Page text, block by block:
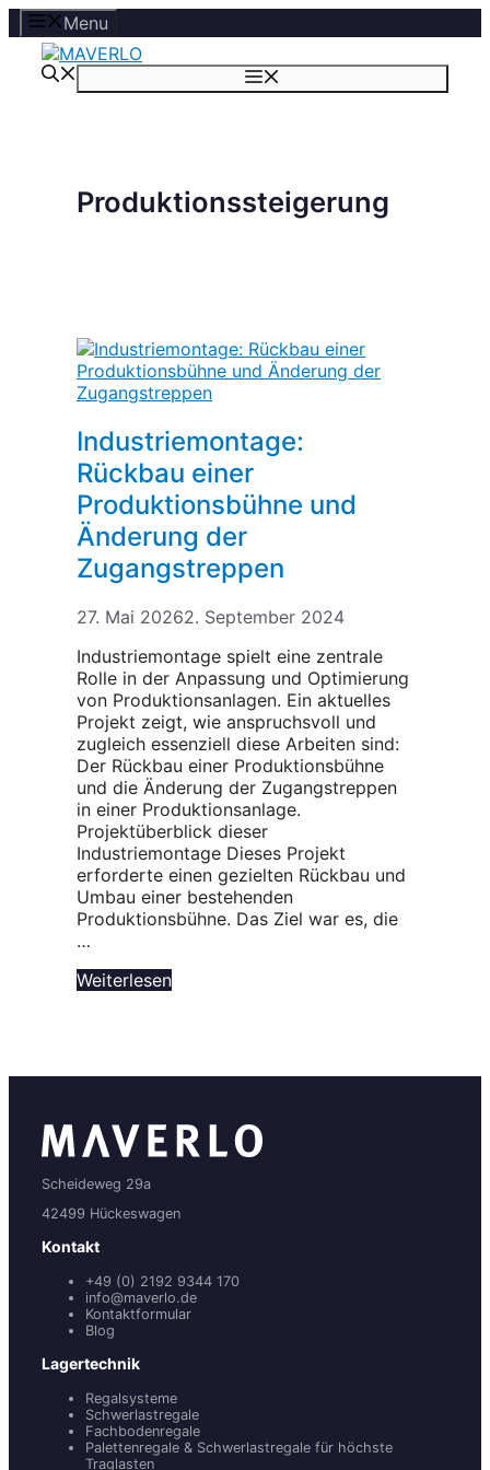
Zum
Inhalt
springen
Menu
Produktionssteigerung
Industriemontage:
Rückbau einer
Produktionsbühne und
Änderung der
Zugangstreppen
27. Mai 20262. September 2024
Industriemontage spielt eine zentrale
Rolle in der Anpassung und Optimierung
von Produktionsanlagen. Ein aktuelles
Projekt zeigt, wie anspruchsvoll und
zugleich essenziell diese Arbeiten sind:
Der Rückbau einer Produktionsbühne
und die Änderung der Zugangstreppen
in einer Produktionsanlage.
Projektüberblick dieser
Industriemontage Dieses Projekt
erforderte einen gezielten Rückbau und
Umbau einer bestehenden
Produktionsbühne. Das Ziel war es, die
…
Weiterlesen
Scheideweg 29a
42499 Hückeswagen
Kontakt
+49 (0) 2192 9344 170
info@maverlo.de
Kontaktformular
Blog
Lagertechnik
Regalsysteme
Schwerlastregale
Fachbodenregale
Palettenregale & Schwerlastregale für höchste
Traglasten